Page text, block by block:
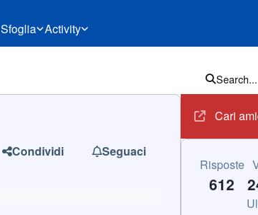
Sfoglia Activity
Search...
Condividi Seguaci
Annunci
Cari
Risposte
612